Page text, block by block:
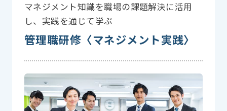
マネジメント知識を職場の課題解決に活用
し、実践を通じて学ぶ
管理職研修〈マネジメント実践〉